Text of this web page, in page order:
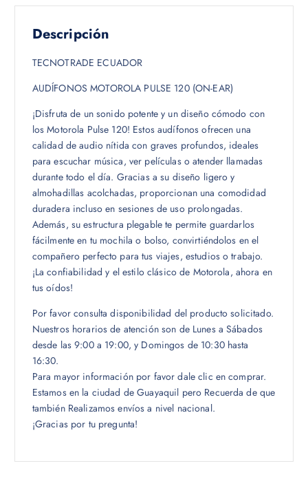
Descripción
TECNOTRADE ECUADOR
AUDÍFONOS MOTOROLA PULSE 120 (ON-EAR)
¡Disfruta de un sonido potente y un diseño cómodo con
los Motorola Pulse 120! Estos audífonos ofrecen una
calidad de audio nítida con graves profundos, ideales
para escuchar música, ver películas o atender llamadas
durante todo el día. Gracias a su diseño ligero y
almohadillas acolchadas, proporcionan una comodidad
duradera incluso en sesiones de uso prolongadas.
Además, su estructura plegable te permite guardarlos
fácilmente en tu mochila o bolso, convirtiéndolos en el
compañero perfecto para tus viajes, estudios o trabajo.
¡La confiabilidad y el estilo clásico de Motorola, ahora en
tus oídos!
Por favor consulta disponibilidad del producto solicitado.
Nuestros horarios de atención son de Lunes a Sábados
desde las 9:00 a 19:00, y Domingos de 10:30 hasta
16:30.
Para mayor información por favor dale clic en comprar.
Estamos en la ciudad de Guayaquil pero Recuerda de que
también Realizamos envíos a nivel nacional.
¡Gracias por tu pregunta!